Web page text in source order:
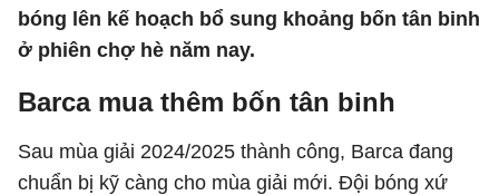
bóng lên kế hoạch bổ sung khoảng bốn tân binh
ở phiên chợ hè năm nay.
Barca mua thêm bốn tân binh
Sau mùa giải 2024/2025 thành công, Barca đang
chuẩn bị kỹ càng cho mùa giải mới. Đội bóng xứ